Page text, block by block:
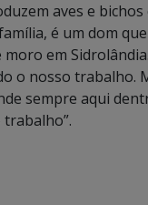
aves e
é um dom
em
o nosso trabalho.
sempre aqui